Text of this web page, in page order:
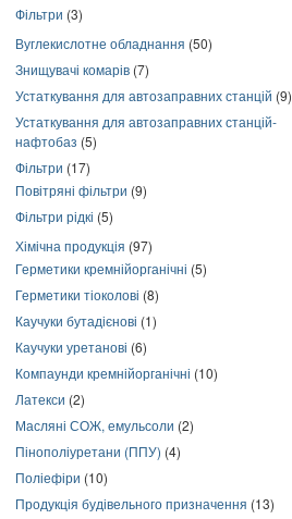
Фільтри (3)
Вуглекислотне обладнання (50)
Знищувачі комарів (7)
Устаткування для автозаправних станцій (9)
Устаткування для автозаправних станцій-
нафтобаз (5)
Фільтри (17)
Повітряні фільтри (9)
Фільтри рідкі (5)
Хімічна продукція (97)
Герметики кремнійорганічні (5)
Герметики тіоколові (8)
Каучуки бутадієнові (1)
Каучуки уретанові (6)
Компаунди кремнійорганічні (10)
Латекси (2)
Масляні СОЖ, емульсоли (2)
Пінополіуретани (ППУ) (4)
Поліефіри (10)
Продукція будівельного призначення (13)